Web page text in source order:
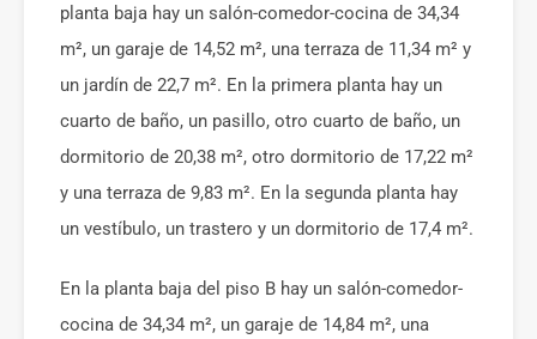
planta baja hay un salón-comedor-cocina de 34,34
m², un garaje de 14,52 m², una terraza de 11,34 m² y
un jardín de 22,7 m². En la primera planta hay un
cuarto de baño, un pasillo, otro cuarto de baño, un
dormitorio de 20,38 m², otro dormitorio de 17,22 m²
y una terraza de 9,83 m². En la segunda planta hay
un vestíbulo, un trastero y un dormitorio de 17,4 m².
En la planta baja del piso B hay un salón-comedor-
cocina de 34,34 m², un garaje de 14,84 m², una